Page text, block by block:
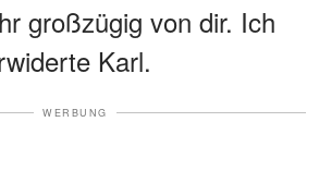
großzügig von dir. Ich
Karl.
WERBUNG